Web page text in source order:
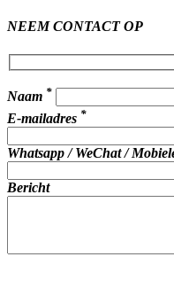
NEEM CONTACT OP
Naam *
E-mailadres *
Whatsapp / WeChat /
Bericht